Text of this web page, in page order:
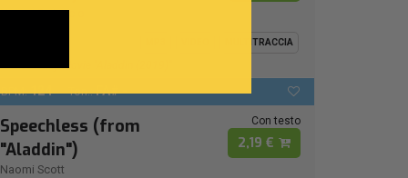
Naomi Rivieccio
MULTITRACCIA
From Disney Movie "Aladdin (2019)"
BPM:124 Ton.:FA# -
Speechless (from
"Aladdin")
Naomi Scott
Con testo
2,19 €